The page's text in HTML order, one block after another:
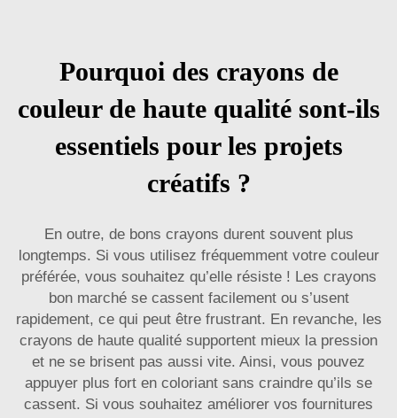
Pourquoi des crayons de
couleur de haute qualité sont-ils
essentiels pour les projets
créatifs ?
En outre, de bons crayons durent souvent plus
longtemps. Si vous utilisez fréquemment votre couleur
préférée, vous souhaitez qu’elle résiste ! Les crayons
bon marché se cassent facilement ou s’usent
rapidement, ce qui peut être frustrant. En revanche, les
crayons de haute qualité supportent mieux la pression
et ne se brisent pas aussi vite. Ainsi, vous pouvez
appuyer plus fort en coloriant sans craindre qu’ils se
cassent. Si vous souhaitez améliorer vos fournitures